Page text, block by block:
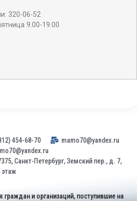
320-06-52
9.00-19.00
454-68-70
mamo70@yandex.ru
Санкт-Петербург, Земский пер., д. 7,
этаж
и организаций, поступившие на